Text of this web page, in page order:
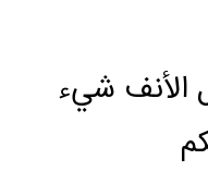
الأنف شيء